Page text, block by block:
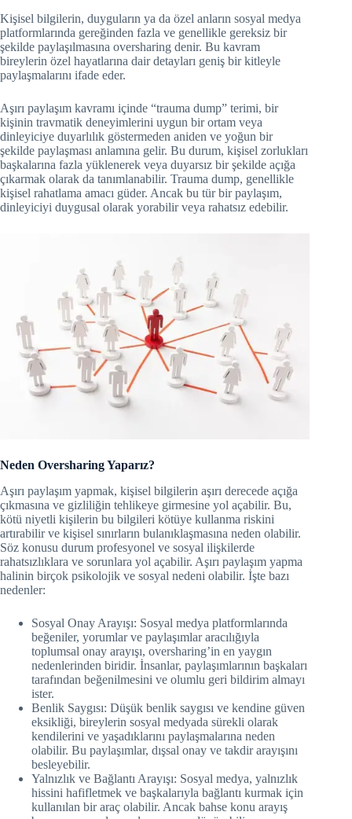
Kişisel bilgilerin, duyguların ya da özel anların sosyal medya
platformlarında gereğinden fazla ve genellikle gereksiz bir
şekilde paylaşılmasına oversharing denir. Bu kavram
bireylerin özel hayatlarına dair detayları geniş bir kitleyle
paylaşmalarını ifade eder.
Aşırı paylaşım kavramı içinde “trauma dump” terimi, bir
kişinin travmatik deneyimlerini uygun bir ortam veya
dinleyiciye duyarlılık göstermeden aniden ve yoğun bir
şekilde paylaşması anlamına gelir. Bu durum, kişisel zorlukları
başkalarına fazla yüklenerek veya duyarsız bir şekilde açığa
çıkarmak olarak da tanımlanabilir. Trauma dump, genellikle
kişisel rahatlama amacı güder. Ancak bu tür bir paylaşım,
dinleyiciyi duygusal olarak yorabilir veya rahatsız edebilir.
Neden Oversharing Yaparız?
Aşırı paylaşım yapmak, kişisel bilgilerin aşırı derecede açığa
çıkmasına ve gizliliğin tehlikeye girmesine yol açabilir. Bu,
kötü niyetli kişilerin bu bilgileri kötüye kullanma riskini
artırabilir ve kişisel sınırların bulanıklaşmasına neden olabilir.
Söz konusu durum profesyonel ve sosyal ilişkilerde
rahatsızlıklara ve sorunlara yol açabilir. Aşırı paylaşım yapma
halinin birçok psikolojik ve sosyal nedeni olabilir. İşte bazı
nedenler:
Sosyal Onay Arayışı: Sosyal medya platformlarında
beğeniler, yorumlar ve paylaşımlar aracılığıyla
toplumsal onay arayışı, oversharing’in en yaygın
nedenlerinden biridir. İnsanlar, paylaşımlarının başkaları
tarafından beğenilmesini ve olumlu geri bildirim almayı
ister.
Benlik Saygısı: Düşük benlik saygısı ve kendine güven
eksikliği, bireylerin sosyal medyada sürekli olarak
kendilerini ve yaşadıklarını paylaşmalarına neden
olabilir. Bu paylaşımlar, dışsal onay ve takdir arayışını
besleyebilir.
Yalnızlık ve Bağlantı Arayışı: Sosyal medya, yalnızlık
hissini hafifletmek ve başkalarıyla bağlantı kurmak için
kullanılan bir araç olabilir. Ancak bahse konu arayış